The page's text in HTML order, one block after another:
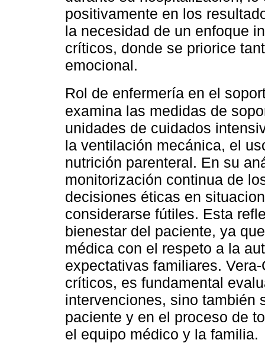
positivamente en los
la necesidad de un enfoque
críticos, donde se priorice
emocional.
Rol de enfermería en el
examina las medidas de
unidades de cuidados
la ventilación mecánica, el
nutrición parenteral. En su
monitorización continua de
decisiones éticas en
considerarse fútiles. Esta
bienestar del paciente, ya
médica con el respeto a la
expectativas familiares.
críticos, es fundamental
intervenciones, sino también
paciente y en el proceso de
el equipo médico y la familia.